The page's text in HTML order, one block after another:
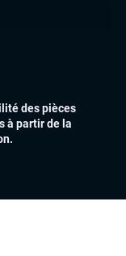
des pièces
à partir de la